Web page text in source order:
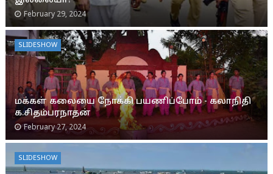
February 29, 2024
SLIDESHOW
மக்கள் கலையை நோக்கி பயணிப்போம் - கலாநிதி
க.சிதம்பரநாதன்
February 27, 2024
SLIDESHOW